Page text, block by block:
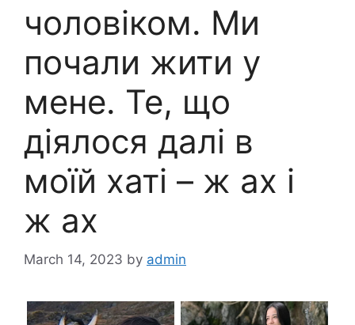
чоловіком. Ми
почали жити у
мене. Те, що
діялося далі в
моїй хаті – ж аx і
ж аx
March 14, 2023 by admin